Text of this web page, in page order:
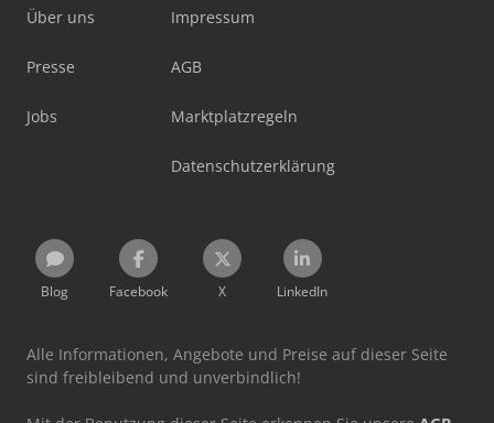
Über uns
Presse
Jobs
Impressum
AGB
Marktplatzregeln
Datenschutzerklärung
Blog Facebook X LinkedIn
Alle Informationen, Angebote und Preise auf dieser Seite
sind freibleibend und unverbindlich!